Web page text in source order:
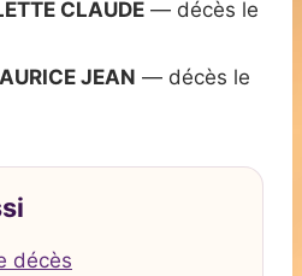
CLAUDE — décès le
JEAN — décès le
décès